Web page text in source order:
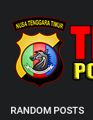
RANDOM POSTS